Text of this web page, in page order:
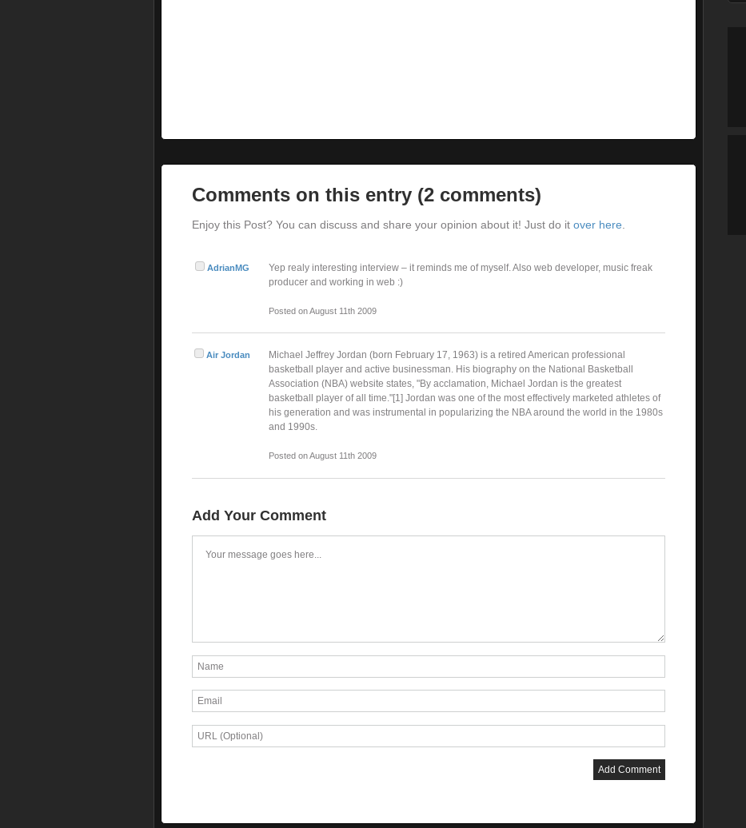
Comments on this entry (2 comments)
Enjoy this Post? You can discuss and share your opinion about it! Just do it over here
AdrianMG
Yep realy interesting interview – it reminds me of myself. Also web developer, music freak
producer and working in web :)
Posted on August 11th 2009
Air Jordan
Michael Jeffrey Jordan (born February 17, 1963) is a retired American professional
basketball player and active businessman. His biography on the National Basketball
Association (NBA) website states, "By acclamation, Michael Jordan is the greatest
basketball player of all time."[1] Jordan was one of the most effectively marketed athletes of
his generation and was instrumental in popularizing the NBA around the world in the 1980s
and 1990s.
Posted on August 11th 2009
Add Your Comment